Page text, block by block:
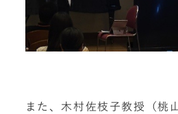
また、⽊村佐枝子教授（桃